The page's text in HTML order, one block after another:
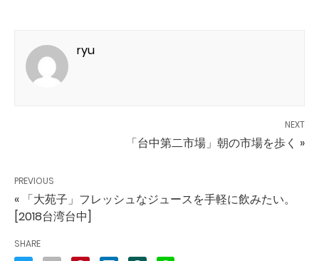
ryu
NEXT
「台中第二市場」朝の市場を歩く »
PREVIOUS
« 「大苑子」フレッシュなジュースを手軽に飲みたい。
[2018台湾台中]
SHARE